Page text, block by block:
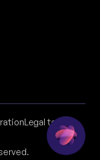
Legal terms